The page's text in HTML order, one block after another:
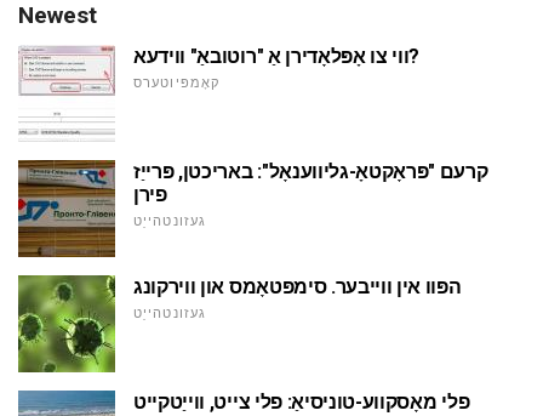
Newest
ווי צו אָפּלאָדירן אַ "רוטובאַ" ווידעא?
קאָמפּיוטערס
קרעם "פּראָקטאָ-גליווענאָל": באריכטן, פּרייַז
פירן
געזונטהייַט
הפּוו אין ווייבער. סימפּטאָמס און ווירקונג
געזונטהייַט
פלי מאָסקווע-טוניסיאַ: פלי צייט, ווייַטקייט